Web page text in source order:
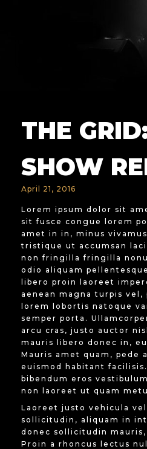
THE
SHOW
April 21, 2016
Lorem ipsum dolor sit
sit fusce congue lorem
amet in in, minus
tristique ut accumsan
non fringilla fringilla
odio aliquam
libero proin laoreet
aenean magna turpis vel,
lorem lobortis natoque
semper porta.
arcu cras, justo auctor
mauris libero donec in,
Mauris amet quam, pede
euismod habitant
bibendum eros
non laoreet ut quam
Laoreet justo vehicula
sollicitudin, aliquam in
donec sollicitudin
Proin a rhoncus lectus